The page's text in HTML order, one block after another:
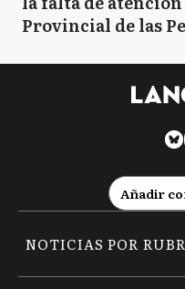
Provincial de las
Añadir
NOTICIAS POR